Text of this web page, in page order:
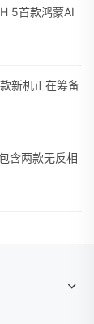
5首款鸿蒙AI
新机正在筹备
含两款无反相